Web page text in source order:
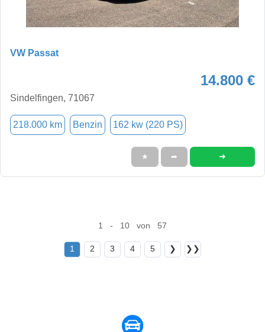
VW Passat
14.800 €
Sindelfingen, 71067
218.000 km Benzin 162 kw (220 PS)
★ ➦ ➜
1 - 10 von 57
1 2 3 4 5 ❯ ❯❯